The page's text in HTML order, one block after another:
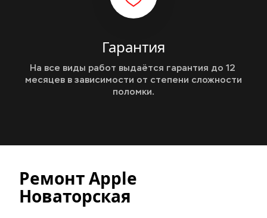
Гарантия
На все виды работ выдаётся гарантия до 12
месяцев в зависимости от степени сложности
поломки.
Ремонт Apple
Новаторская